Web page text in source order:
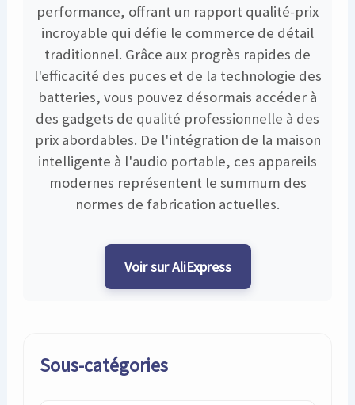
performance, offrant un rapport qualité-prix
incroyable qui défie le commerce de détail
traditionnel. Grâce aux progrès rapides de
l'efficacité des puces et de la technologie des
batteries, vous pouvez désormais accéder à
des gadgets de qualité professionnelle à des
prix abordables. De l'intégration de la maison
intelligente à l'audio portable, ces appareils
modernes représentent le summum des
normes de fabrication actuelles.
Voir sur AliExpress
Sous-catégories